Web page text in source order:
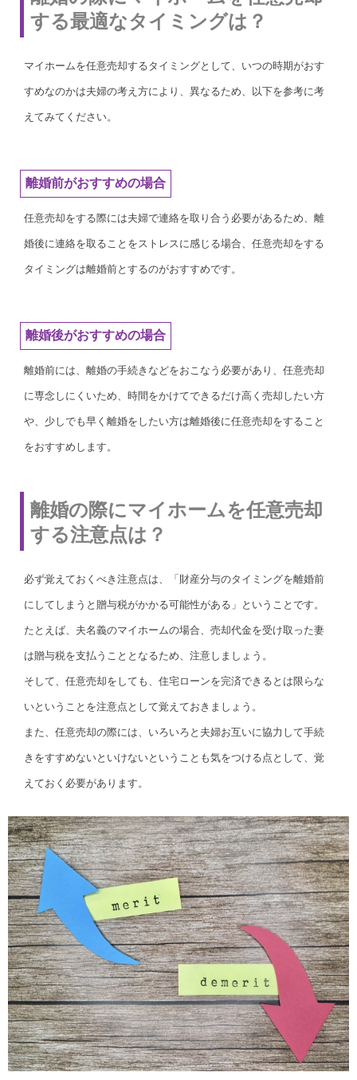
する最適なタイミングは？
マイホームを任意売却するタイミングとして、いつの時期がおす
すめなのかは夫婦の考え方により、異なるため、以下を参考に考
えてみてください。
離婚前がおすすめの場合
任意売却をする際には夫婦で連絡を取り合う必要があるため、離
婚後に連絡を取ることをストレスに感じる場合、任意売却をする
タイミングは離婚前とするのがおすすめです。
離婚後がおすすめの場合
離婚前には、離婚の手続きなどをおこなう必要があり、任意売却
に専念しにくいため、時間をかけてできるだけ高く売却したい方
や、少しでも早く離婚をしたい方は離婚後に任意売却をすること
をおすすめします。
離婚の際にマイホームを任意売却
する注意点は？
必ず覚えておくべき注意点は、「財産分与のタイミングを離婚前
にしてしまうと贈与税がかかる可能性がある」ということです。
たとえば、夫名義のマイホームの場合、売却代金を受け取った妻
は贈与税を支払うこととなるため、注意しましょう。
そして、任意売却をしても、住宅ローンを完済できるとは限らな
いということを注意点として覚えておきましょう。
また、任意売却の際には、いろいろと夫婦お互いに協力して手続
きをすすめないといけないということも気をつける点として、覚
えておく必要があります。